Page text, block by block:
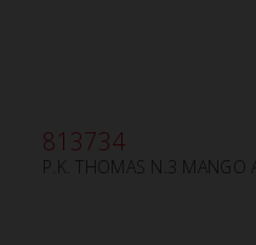
813734
P.K. THOMAS N.3 MANGO